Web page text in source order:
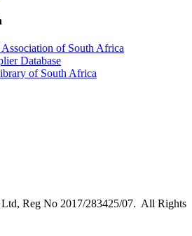
Association of South Africa
Database
of South Africa
Reg No 2017/283425/07. All Rights